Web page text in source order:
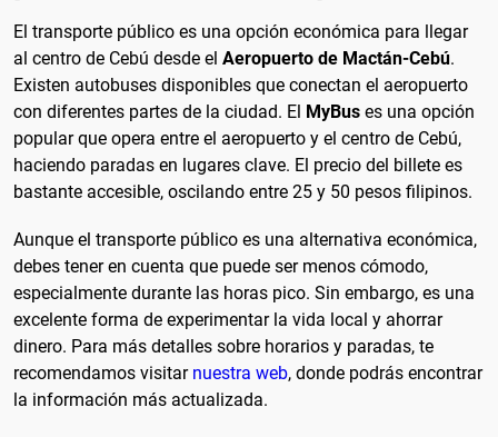
El transporte público es una opción económica para llegar
al centro de Cebú desde el Aeropuerto de Mactán-Cebú.
Existen autobuses disponibles que conectan el aeropuerto
con diferentes partes de la ciudad. El MyBus es una opción
popular que opera entre el aeropuerto y el centro de Cebú,
haciendo paradas en lugares clave. El precio del billete es
bastante accesible, oscilando entre 25 y 50 pesos filipinos.
Aunque el transporte público es una alternativa económica,
debes tener en cuenta que puede ser menos cómodo,
especialmente durante las horas pico. Sin embargo, es una
excelente forma de experimentar la vida local y ahorrar
dinero. Para más detalles sobre horarios y paradas, te
recomendamos visitar nuestra web, donde podrás encontrar
la información más actualizada.